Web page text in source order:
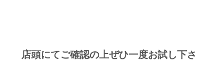
店頭にてご確認の上ぜひ一度お試し下さ